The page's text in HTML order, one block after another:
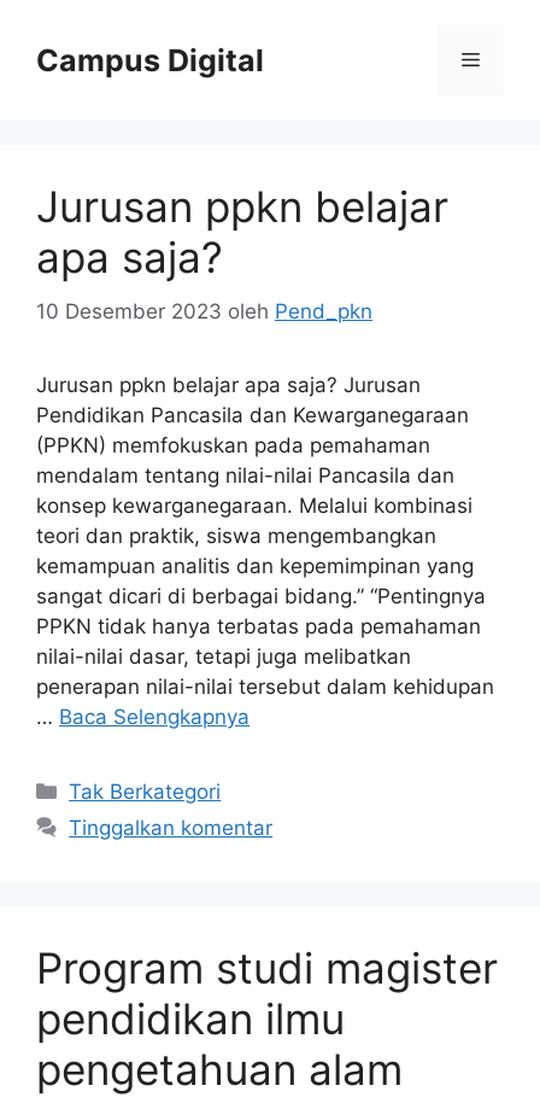
Campus Digital Menu
Jurusan ppkn belajar
apa saja?
10 Desember 2023 oleh Pend_pkn
Jurusan ppkn belajar apa saja? Jurusan
Pendidikan Pancasila dan Kewarganegaraan
(PPKN) memfokuskan pada pemahaman
mendalam tentang nilai-nilai Pancasila dan
konsep kewarganegaraan. Melalui kombinasi
teori dan praktik, siswa mengembangkan
kemampuan analitis dan kepemimpinan yang
sangat dicari di berbagai bidang.” “Pentingnya
PPKN tidak hanya terbatas pada pemahaman
nilai-nilai dasar, tetapi juga melibatkan
penerapan nilai-nilai tersebut dalam kehidupan
… Baca Selengkapnya
Kategori
Tak Berkategori
Tinggalkan komentar
Program studi magister
pendidikan ilmu
pengetahuan alam